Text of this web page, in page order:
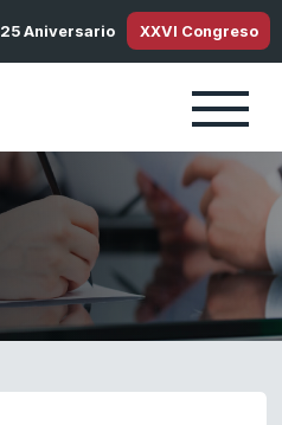
25 Aniversario XXVI Congreso